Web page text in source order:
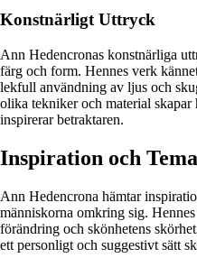
Konstnärligt Uttryck
Ann Hedencronas konstnärliga
färg och form. Hennes verk
lekfull användning av ljus och
olika tekniker och material
inspirerar betraktaren.
Inspiration och
Ann Hedencrona hämtar
människorna omkring sig.
förändring och skönhetens
ett personligt och suggestivt sätt